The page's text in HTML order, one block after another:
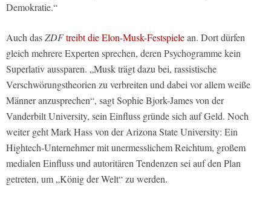
Demokratie.“
Auch dasZDFtreibt die Elon-Musk-Festspielean. Dort dürfen
gleich mehrere Experten sprechen, deren Psychogramme kein
Superlativ aussparen. „Musk trägt dazu bei, rassistische
Verschwörungstheorien zu verbreiten und dabei vor allem weiße
Männer anzusprechen“, sagt Sophie Bjork-James von der
Vanderbilt University, sein Einfluss gründe sich auf Geld. Noch
weiter geht Mark Hass von der Arizona State University: Ein
Hightech-Unternehmer mit unermesslichem Reichtum, großem
medialen Einfluss und autoritären Tendenzen sei auf den Plan
getreten, um „König der Welt“ zu werden.